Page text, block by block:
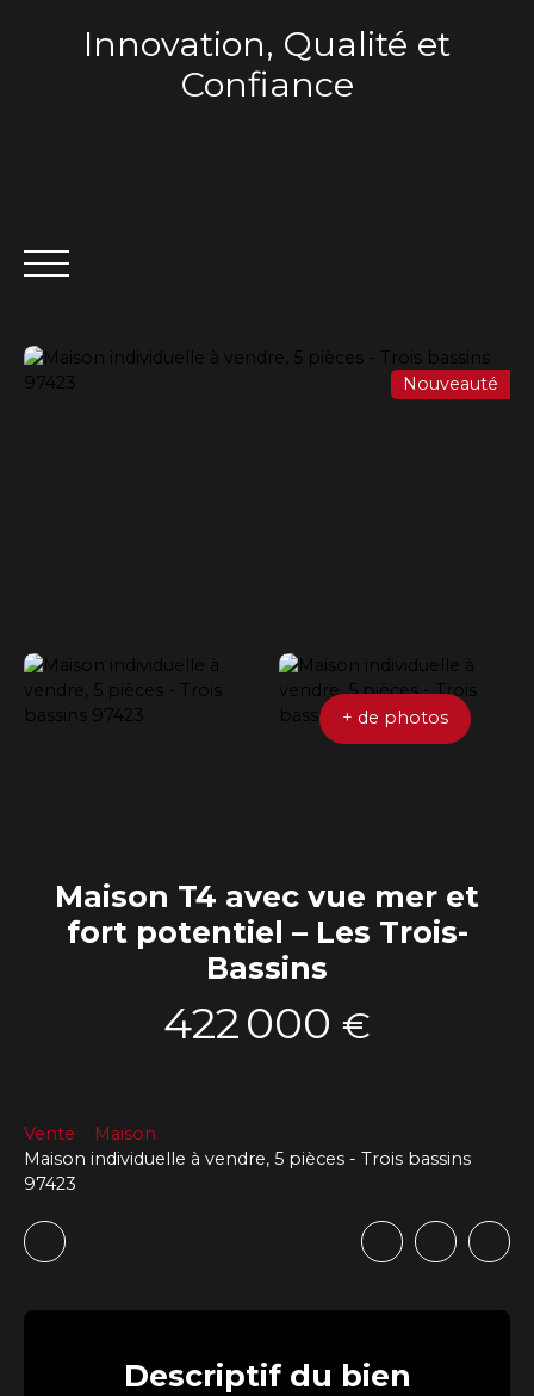
Innovation, Qualité et
Confiance
VENTE
Nouveauté
+ de photos
Maison T4 avec vue mer et
fort potentiel – Les Trois-
Bassins
422 000 €
Vente
Maison
Maison individuelle à vendre, 5 pièces - Trois bassins
97423
Descriptifdu bien